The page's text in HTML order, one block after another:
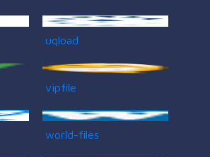
uqload
vipfile
world-files